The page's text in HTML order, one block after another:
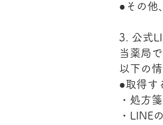
●その他
3. 公式
当薬局
以下の
●取得す
・処方
・LINE